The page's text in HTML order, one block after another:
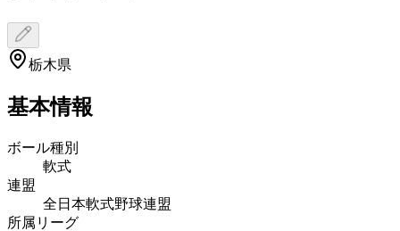
栃木県
基本情報
ボール種別
軟式
連盟
全日本軟式野球連盟
所属リーグ